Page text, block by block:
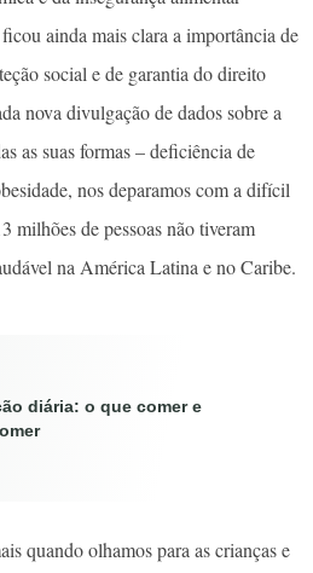
ainda mais clara a importância de
social e de garantia do direito
nova divulgação de dados sobre a
as suas formas – deficiência de
nos deparamos com a difícil
milhões de pessoas não tiveram
na América Latina e no Caribe.
diária: o que comer e
quando olhamos para as crianças e